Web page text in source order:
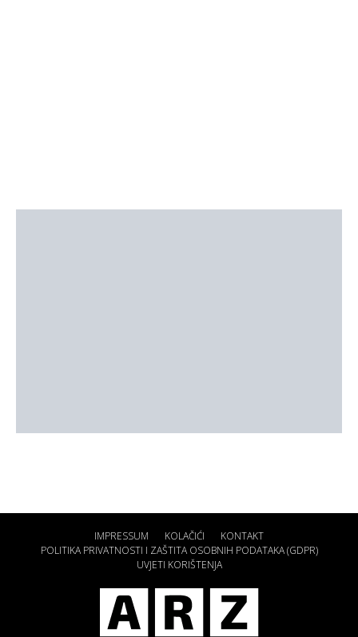
IMPRESSUM KOLAČIĆI
KONTAKT
POLITIKA PRIVATNOSTI I ZAŠTITA OSOBNIH PODATAKA (GDPR)
UVJETI KORIŠTENJA